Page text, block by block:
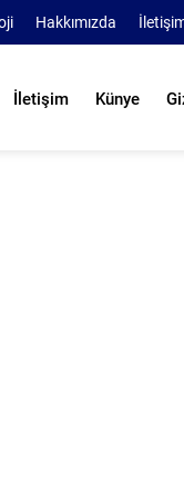
Hakkımızda
İletişim Künye